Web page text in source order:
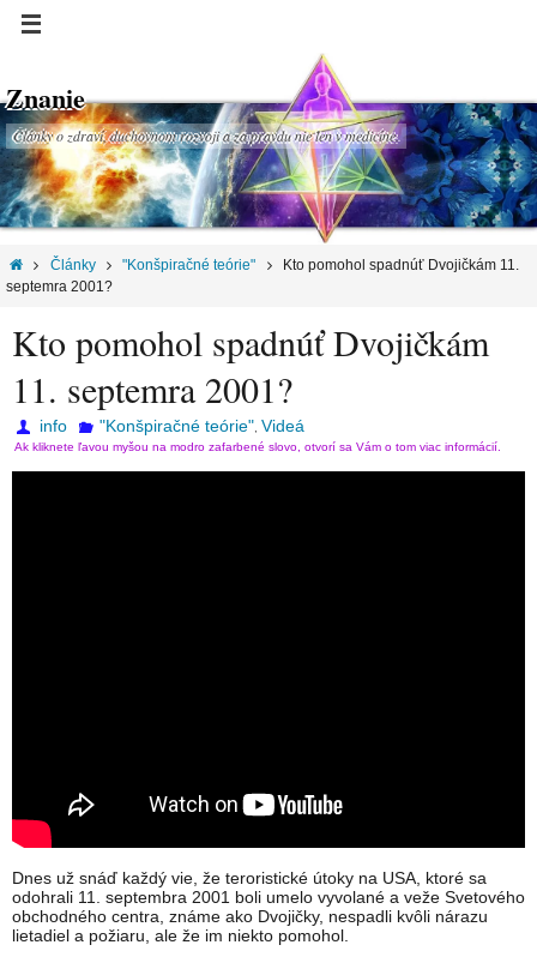
Znanie
Články o zdraví, duchovnom rozvoji a za pravdu nie len v medicíne.
Články "Konšpiračné teórie"
Kto pomohol spadnúť Dvojičkám 11.
septemra 2001?
Kto pomohol spadnúť Dvojičkám
11. septemra 2001?
info "Konšpiračné teórie", Videá
Ak kliknete ľavou myšou na modro zafarbené slovo, otvorí sa Vám o tom viac informácií.
Dnes už snáď každý vie, že teroristické útoky na USA, ktoré sa
odohrali 11. septembra 2001 boli umelo vyvolané a veže Svetového
obchodného centra, známe ako Dvojičky, nespadli kvôli nárazu
lietadiel a požiaru, ale že im niekto pomohol.